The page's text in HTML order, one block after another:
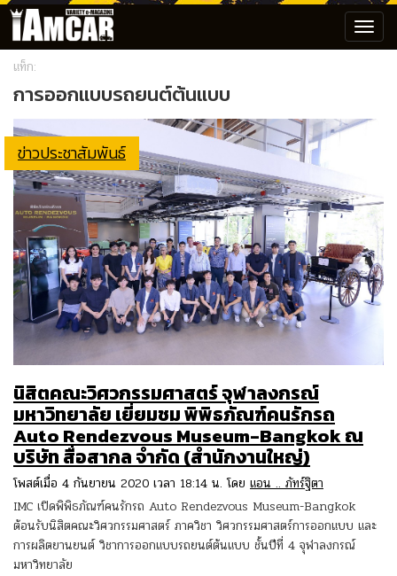
แท็ก:
การออกแบบรถยนต์ต้นแบบ
ข่าวประชาสัมพันธ์
นิสิตคณะวิศวกรรมศาสตร์ จุฬาลงกรณ์
มหาวิทยาลัย เยี่ยมชม พิพิธภัณฑ์คนรักรถ
Auto Rendezvous Museum-Bangkok ณ
บริษัท สื่อสากล จำกัด (สำนักงานใหญ่)
โพสต์เมื่อ 4 กันยายน 2020 เวลา 18:14 น. โดย แอน .. ภัทร์ฐิตา
IMC เปิดพิพิธภัณฑ์คนรักรถ Auto Rendezvous Museum-Bangkok
ต้อนรับนิสิตคณะวิศวกรรมศาสตร์ ภาควิชา วิศวกรรมศาสตร์การออกแบบ และ
การผลิตยานยนต์ วิชาการออกแบบรถยนต์ต้นแบบ ชั้นปีที่ 4 จุฬาลงกรณ์
มหาวิทยาลัย